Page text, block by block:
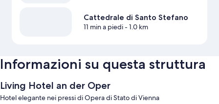
Cattedrale di Santo Stefano
11 min a piedi- 1.0 km
Informazioni su questa struttura
Living Hotel an der Oper
Hotel elegante nei pressi di Opera di Stato di Vienna